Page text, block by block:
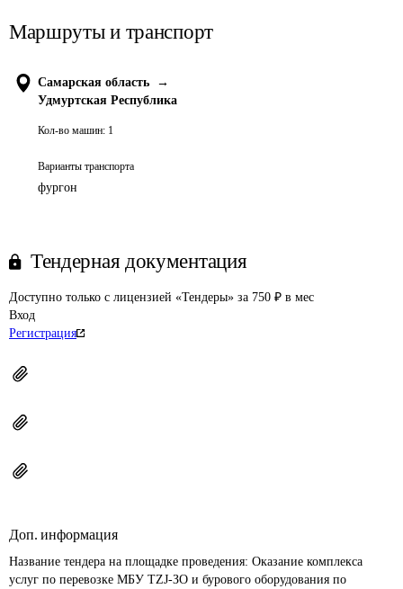
Маршруты и транспорт
Самарская область
→
Удмуртская Республика
Кол-во машин: 1
Варианты транспорта
фургон
Тендерная документация
Доступно только с лицензией «Тендеры» за 750 ₽ в мес
Вход
Регистрация
Доп. информация
Название тендера на площадке проведения: Оказание комплекса
услуг по перевозке МБУ TZJ-ЗО и бурового оборудования по